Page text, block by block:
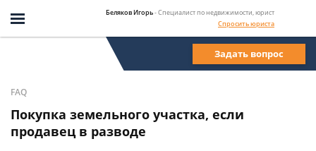
Беляков Игорь- Специалист по недвижимости, юрист
Спросить юриста
Задать вопрос
FAQ
Покупка земельного участка, если
продавец в разводе